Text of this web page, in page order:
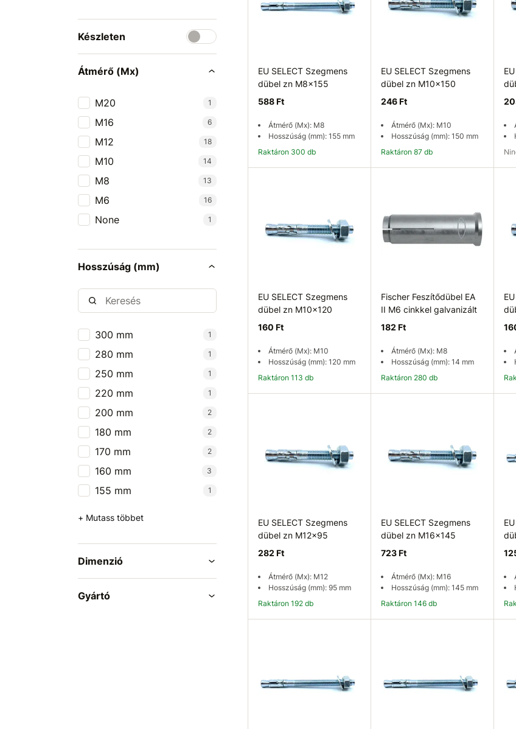
Készleten
Átmérő (Mx)
M20 1
M16 6
M12 18
M10 14
M8 13
M6 16
None 1
Hosszúság (mm)
300 mm 1
280 mm 1
250 mm 1
220 mm 1
200 mm 2
180 mm 2
170 mm 2
160 mm 3
155 mm 1
+ Mutass többet
Dimenzió
Gyártó
EU SELECT Szegmens
dübel zn M8x155
588 Ft
Átmérő (Mx): M8
Hosszúság (mm): 155 mm
Raktáron 300 db
EU SELECT Szegmens
dübel zn M10x150
246 Ft
Átmérő (Mx): M10
Hosszúság (mm): 150 mm
Raktáron 87 db
EU SELECT Szegmens
dübel zn M10x120
160 Ft
Átmérő (Mx): M10
Hosszúság (mm): 120 mm
Raktáron 113 db
Fischer Feszítődübel EA
II M6 cinkkel galvanizált
182 Ft
Átmérő (Mx): M8
Hosszúság (mm): 14 mm
Raktáron 280 db
EU SELECT Szegmens
dübel zn M12x95
282 Ft
Átmérő (Mx): M12
Hosszúság (mm): 95 mm
Raktáron 192 db
EU SELECT Szegmens
dübel zn M16x145
723 Ft
Átmérő (Mx): M16
Hosszúság (mm): 145 mm
Raktáron 146 db